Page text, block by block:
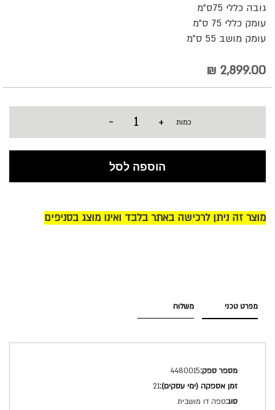
גובה כללי 75ס"מ
עומק כללי 75 ס"מ
עומק מושב 55 ס"מ
2,899.00 ₪
כמות +
-
הוספה לסל
מוצר זה ניתן לרכישה באתר בלבד ואינו מוצג בסניפים
מפרט טכני
מפרט
טכני
4480015
21
ספה דו מושבית
משלוח